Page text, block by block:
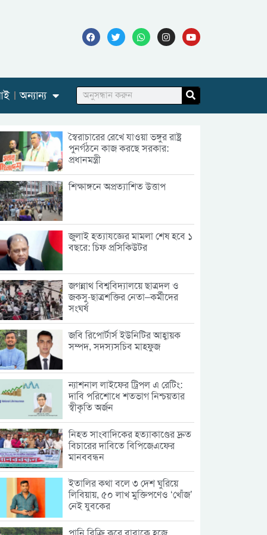
অন্যান্য
স্বৈরাচারের রেখে যাওয়া ভঙ্গুর রাষ্ট্র
পুনর্গঠনে কাজ করছে সরকার:
প্রধানমন্ত্রী
শিক্ষাঙ্গনে অপ্রত্যাশিত উত্তাপ
জুলাই হত্যাযজ্ঞের মামলা শেষ হবে ১
বছরে: চিফ প্রসিকিউটর
জগন্নাথ বিশ্ববিদ্যালয়ে ছাত্রদল ও
জকসু-ছাত্রশক্তির নেতা–কর্মীদের
সংঘর্ষ
জবি রিপোর্টার্স ইউনিটির আহ্বায়ক
সম্পদ, সদস্যসচিব মাহফুজ
ন্যাশনাল লাইফের ট্রিপল এ রেটিং:
দাবি পরিশোধে শতভাগ নিশ্চয়তার
স্বীকৃতি অর্জন
নিহত সাংবাদিকের হত্যাকাণ্ডের দ্রুত
বিচারের দাবিতে বিপিজেএফের
মানববন্ধন
ইতালির কথা বলে ৩ দেশ ঘুরিয়ে
লিবিয়ায়, ৫০ লাখ মুক্তিপণেও ‘খোঁজ’
নেই যুবকের